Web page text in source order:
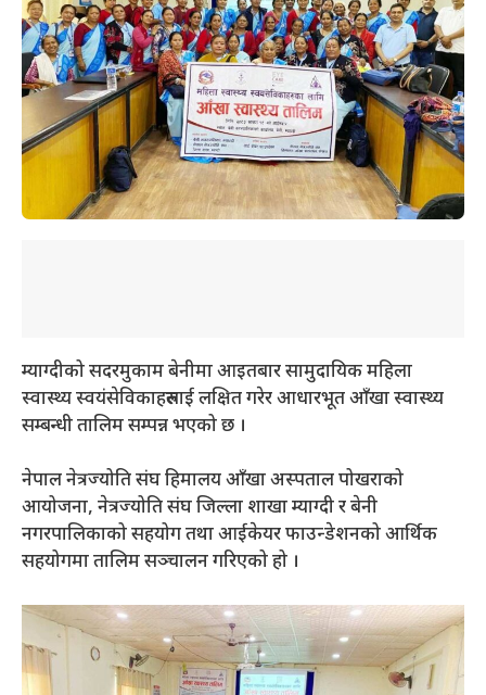
म्याग्दीको सदरमुकाम बेनीमा आइतबार सामुदायिक महिला
स्वास्थ्य स्वयंसेविकाहरुलाई लक्षित गरेर आधारभूत आँखा स्वास्थ्य
सम्बन्धी तालिम सम्पन्न भएको छ ।
नेपाल नेत्रज्योति संघ हिमालय आँखा अस्पताल पोखराको
आयोजना, नेत्रज्योति संघ जिल्ला शाखा म्याग्दी र बेनी
नगरपालिकाको सहयोग तथा आईकेयर फाउन्डेशनको आर्थिक
सहयोगमा तालिम सञ्चालन गरिएको हो ।